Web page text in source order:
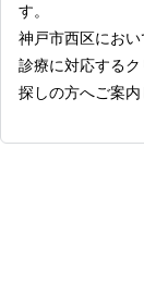
す。
神戸市西区にお
診療に対応する
探しの方へご案内
クでは、患者様